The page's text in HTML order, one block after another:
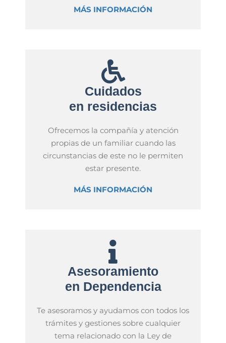
MÁS INFORMACIÓN
Cuidados
en residencias
Ofrecemos la compañía y atención
propias de un familiar cuando las
circunstancias de este no le permiten
estar presente.
MÁS INFORMACIÓN
Asesoramiento
en Dependencia
Te asesoramos y ayudamos con todos los
trámites y gestiones sobre cualquier
tema relacionado con la Ley de